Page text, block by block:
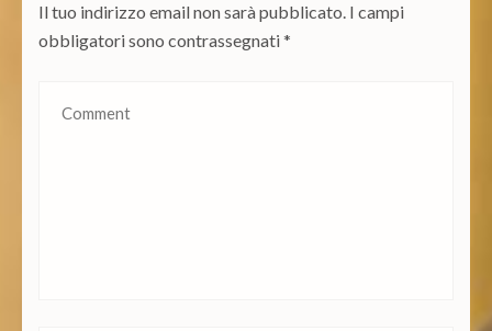
Il tuo indirizzo email non sarà pubblicato. I campi
obbligatori sono contrassegnati*